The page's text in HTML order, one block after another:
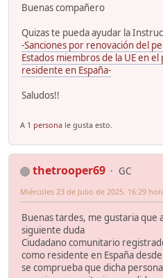
Buenas compañero
Quizas te pueda ayudar la
-Sanciones por renovación del
Estados miembros de la UE en
residente en España-
Saludos!!
A 1 persona le gusta esto.
thetrooper69
GC
Miércoles 23 de Julio de 2025. 16:29
Buenas tardes, me gustaria que
siguiente duda
Ciudadano comunitario
como residente en España
se comprueba que dicha